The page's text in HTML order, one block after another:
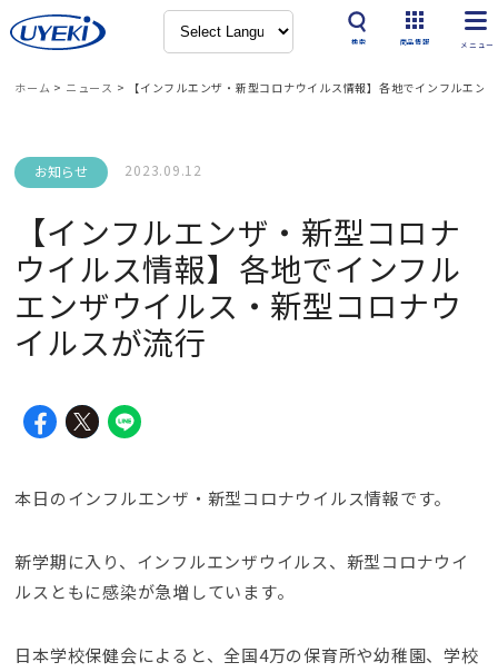
検索 商品情報
ホーム > ニュース > 【インフルエンザ・新型コロナウイルス情報】各地でインフルエン
2023.09.12
お知らせ
【インフルエンザ・新型コロナ
ウイルス情報】各地でインフル
エンザウイルス・新型コロナウ
イルスが流行
本日のインフルエンザ・新型コロナウイルス情報です。
新学期に入り、インフルエンザウイルス、新型コロナウイ
ルスともに感染が急増しています。
日本学校保健会によると、全国4万の保育所や幼稚園、学校